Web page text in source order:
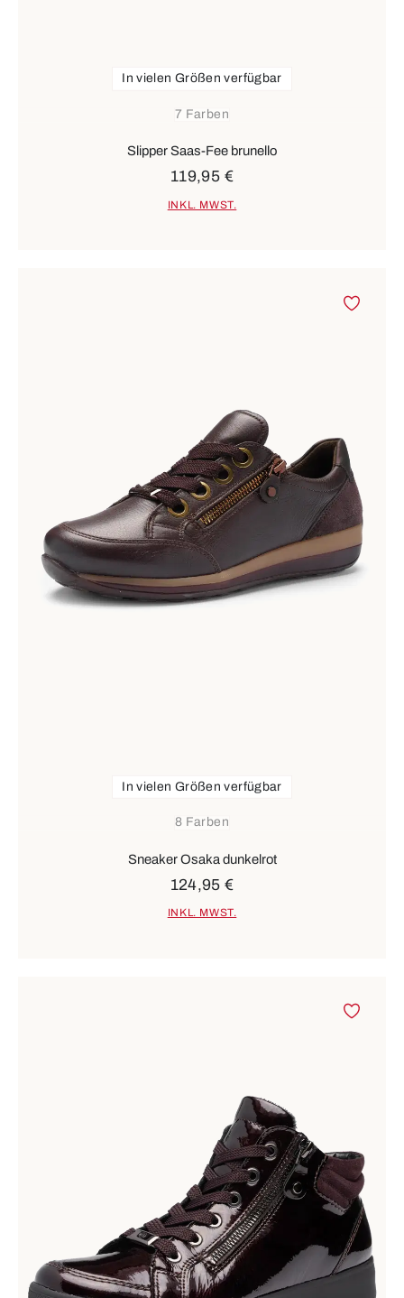
7 Farben
In vielen Größen verfügbar
Slipper Saas-Fee brunello
119,95 €
INKL. MWST.
8 Farben
In vielen Größen verfügbar
Sneaker Osaka dunkelrot
124,95 €
INKL. MWST.